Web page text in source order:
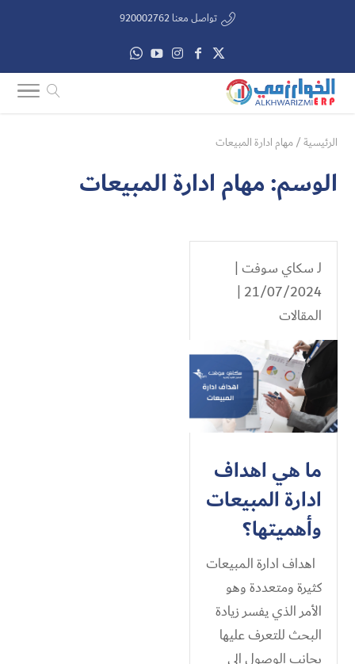
تواصل معنا 920002762
الرئيسية/مهام ادارة المبيعات
الوسم:مهام ادارة المبيعات
لـسكاي سوفت |
21/07/2024 |
المقالات
ما هي اهداف
ادارة المبيعات
وأهميتها؟
اهداف ادارة المبيعات
كثيرة ومتعددة وهو
الأمر الذي يفسر زيادة
البحث للتعرف عليها
بجانب الوصول إلى